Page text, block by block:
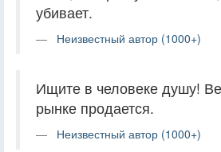
убивает.
Неизвестный автор (1000+)
Ищите в человеке душу!
рынке продается.
Неизвестный автор (1000+)